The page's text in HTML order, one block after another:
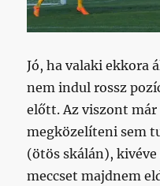
Jó, ha valaki ekkora
nem indul rossz
előtt. Az viszont már
megközelíteni sem
(ötös skálán), kivéve
meccset majdnem